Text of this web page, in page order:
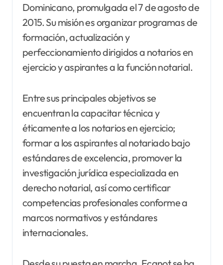
Dominicano, promulgada el 7 de agosto de
2015. Su misión es organizar programas de
formación, actualización y
perfeccionamiento dirigidos a notarios en
ejercicio y aspirantes a la función notarial.
Entre sus principales objetivos se
encuentran la capacitar técnica y
éticamente a los notarios en ejercicio;
formar a los aspirantes al notariado bajo
estándares de excelencia, promover la
investigación jurídica especializada en
derecho notarial, así como certificar
competencias profesionales conforme a
marcos normativos y estándares
internacionales.